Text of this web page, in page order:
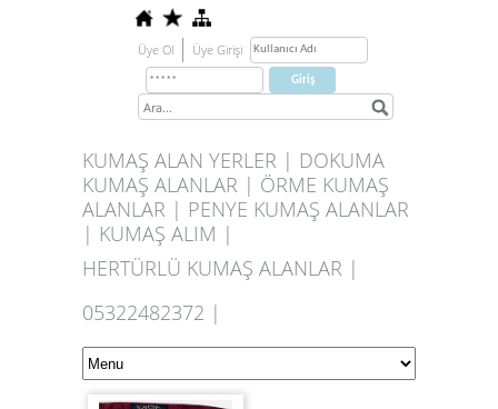
Üye Ol Üye Girişi
KUMAŞ ALAN YERLER | DOKUMA
KUMAŞ ALANLAR | ÖRME KUMAŞ
ALANLAR | PENYE KUMAŞ ALANLAR
| KUMAŞ ALIM |
HERTÜRLÜ KUMAŞ ALANLAR |
05322482372 |